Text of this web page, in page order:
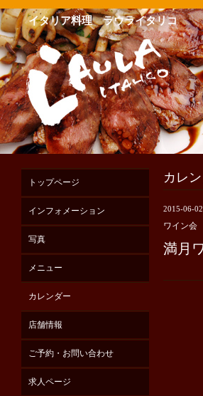
イタリア料理 ラウライタリコ
カレ
2015-06-
ワイン会
満月
トップページ
インフォメーション
写真
メニュー
カレンダー
店舗情報
ご予約・お問い合わせ
求人ページ